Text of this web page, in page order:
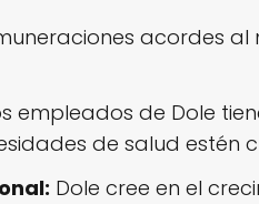
acordes
empleados de Dole
de salud estén
Dole cree en el